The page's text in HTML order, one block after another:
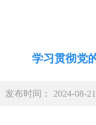
学习贯彻党
发布时间： 2024-